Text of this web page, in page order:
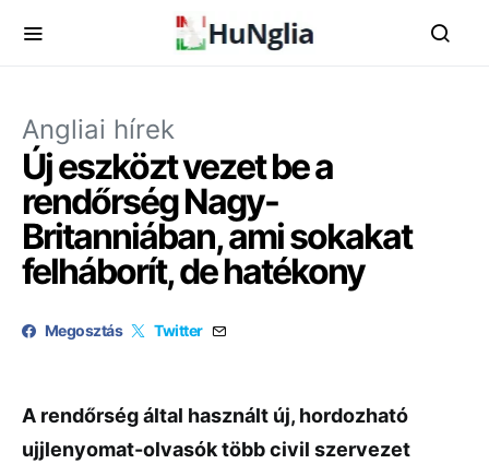
Angliai hírek
Új eszközt vezet be a
rendőrség Nagy-
Britanniában, ami sokakat
felháborít, de hatékony
Megosztás Twitter
A rendőrség által használt új, hordozható
ujjlenyomat-olvasók több civil szervezet